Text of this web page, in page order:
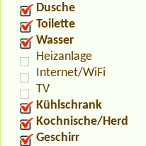
Dusche
Toilette
Wasser
Heizanlage
Internet/WiFi
TV
Kühlschrank
Kochnische/Herd
Geschirr